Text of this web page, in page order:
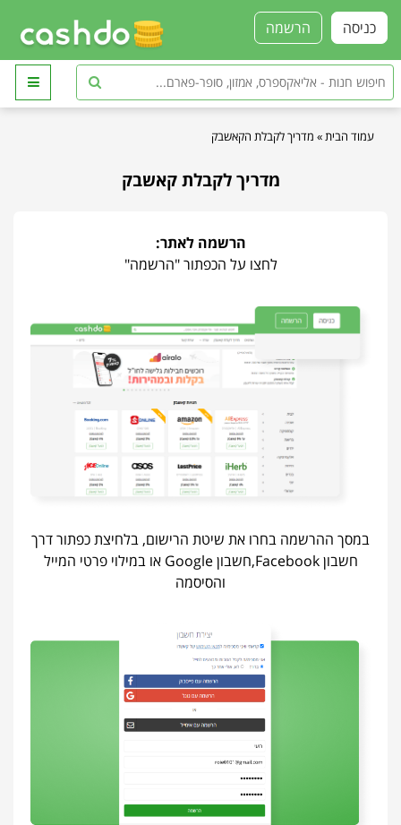
הרשמה כניסה
עמוד הבית » מדריך לקבלת הקאשבק
מדריך לקבלת קאשבק
הרשמה לאתר:
לחצו על הכפתור "הרשמה"
במסך ההרשמה בחרו את שיטת הרישום, בלחיצת כפתור דרך
חשבון Facebook,חשבון Google או במילוי פרטי המייל
והסיסמה